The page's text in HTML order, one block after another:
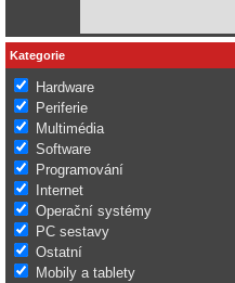
Kategorie
Hardware
Periferie
Multimédia
Software
Programování
Internet
Operační systémy
PC sestavy
Ostatní
Mobily a tablety